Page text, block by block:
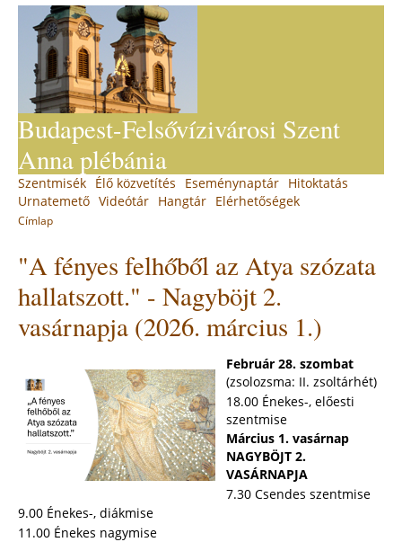
navigation
Budapest-Felsővízivárosi Szent
Anna plébánia
are
here
Címlap
to
top
"A fényes felhőből az Atya szózata
hallatszott." - Nagyböjt 2.
vasárnapja (2026. március 1.)
Február 28. szombat
(zsolozsma: II. zsoltárhét)
18.00 Énekes-, előesti
szentmise
Március 1. vasárnap
NAGYBÖJT 2.
VASÁRNAPJA
7.30 Csendes szentmise
9.00 Énekes-, diákmise
11.00 Énekes nagymise
Back
to
top
Main
menu
Szentmisék Élő közvetítés Eseménynaptár Hitoktatás
Urnatemető Videótár Hangtár Elérhetőségek